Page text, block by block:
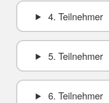
4. Teilnehmer
5. Teilnehmer
6. Teilnehmer